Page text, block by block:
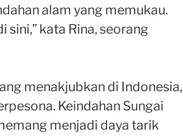
alam yang memukau.
sini,” kata Rina, seorang
menakjubkan di Indonesia,
Keindahan Sungai
menjadi daya tarik